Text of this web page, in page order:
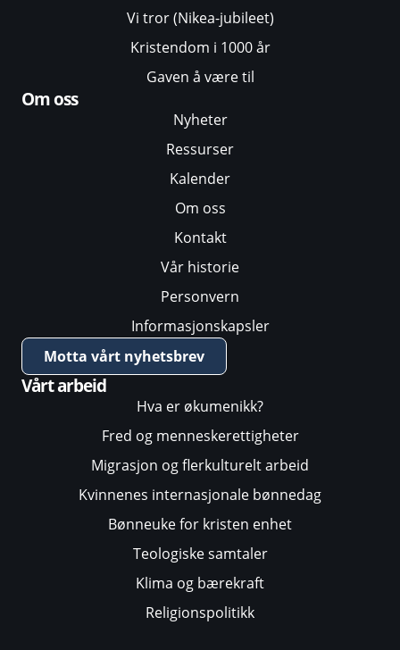
Vi tror (Nikea-jubileet)
Kristendom i 1000 år
Gaven å være til
Om oss
Nyheter
Ressurser
Kalender
Om oss
Kontakt
Vår historie
Personvern
Informasjonskapsler
Motta vårt nyhetsbrev
Vårt arbeid
Hva er økumenikk?
Fred og menneskerettigheter
Migrasjon og flerkulturelt arbeid
Kvinnenes internasjonale bønnedag
Bønneuke for kristen enhet
Teologiske samtaler
Klima og bærekraft
Religionspolitikk